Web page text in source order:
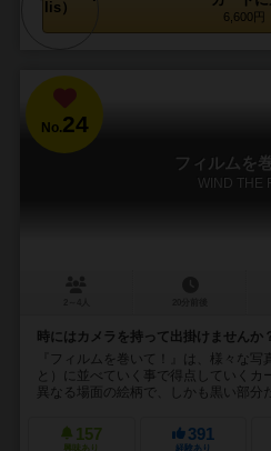
6,600円
No.24
フィルムを
WIND THE
時にはカメラを持って出掛けませんか
『フィルムを巻いて！』は、様々な写
と）に並べていく事で得点していくカ
異なる場面の絵柄で、しかも黒い部分
157
興味あり
391
経験あり